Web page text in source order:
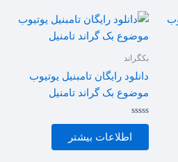
بکگراند
دانلود رایگان تامبنیل یوتیوب
موضوع بک گراند تامنیل
امتیاز
5
اطلاعات بیشتر